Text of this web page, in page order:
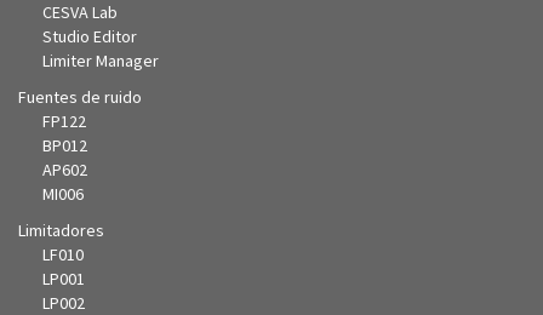
CESVA Lab
Studio Editor
Limiter Manager
Fuentes de ruido
FP122
BP012
AP602
MI006
Limitadores
LF010
LP001
LP002